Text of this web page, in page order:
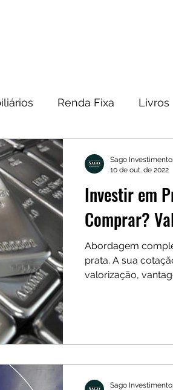
Renda Fixa Livros
Preciosos
Dicas Carteira Bitcoin
Investir em
Comprar?
Abordagem
prata. A sua
valorização,
Sago
10 de out. de 2022
Sago